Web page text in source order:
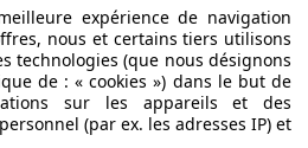
expérience de navigation
nous et certains tiers utilisons
technologies (que nous désignons
de : « cookies ») dans le but de
sur les appareils et des
(par ex. les adresses IP) et